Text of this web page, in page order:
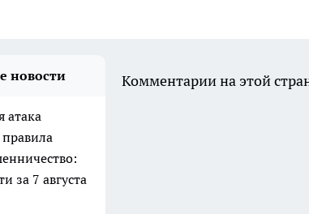
новости
атака
за 7 августа
Комментарии на этой